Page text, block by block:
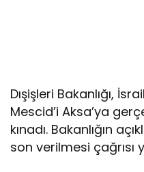
Dışişleri Bakanlığı,
Mescid’i Aksa’ya
kınadı. Bakanlığın
son verilmesi çağrısı